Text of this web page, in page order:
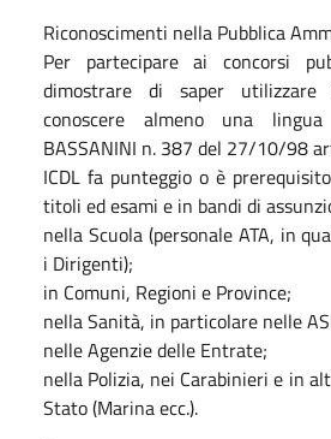
Riconoscimenti nella Pubblica
Per partecipare ai concorsi
dimostrare di saper
conoscere almeno una lingua
BASSANINI n. 387 del 27/10/98
ICDL fa punteggio o è
titoli ed esami e in bandi di
nella Scuola (personale ATA, in
i Dirigenti);
in Comuni, Regioni e Province;
nella Sanità, in particolare nelle
nelle Agenzie delle Entrate;
nella Polizia, nei Carabinieri e in
Stato (Marina ecc.).